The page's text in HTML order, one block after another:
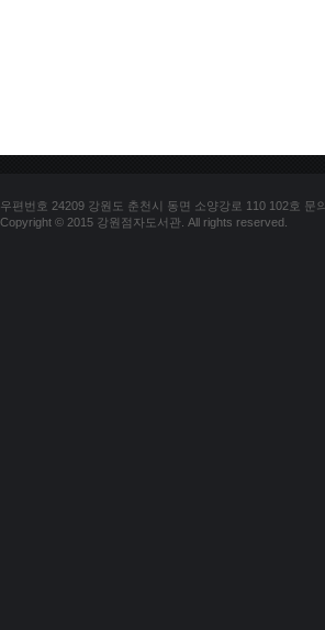
우편번호 24209 강원도 춘천시 동면 소양강로 110 102호 문
Copyright © 2015 강원점자도서관. All rights reserved.